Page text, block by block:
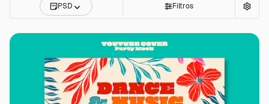
PSD Filtros